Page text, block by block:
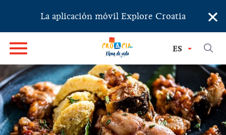
La aplicación móvil Explore Croatia ×
ES